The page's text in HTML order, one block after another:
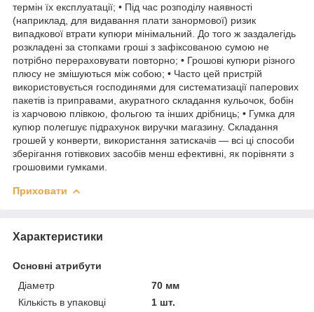
термін їх експлуатації; • Під час розподілу наявності
(наприклад, для видавання плати занормової) ризик
випадкової втрати купюри мінімальний. До того ж заздалегідь
розкладені за стопками гроші з зафіксованою сумою не
потрібно перераховувати повторно; • Грошові купюри різного
плюсу не змішуються між собою; • Часто цей пристрій
використовується господинями для систематизації паперових
пакетів із приправами, акуратного складання кульочок, бобін
із харчовою плівкою, фольгою та інших дрібниць; • Гумка для
купюр полегшує підрахунок виручки магазину. Складання
грошей у конверти, використання затискачів — всі ці способи
зберігання готівкових засобів менш ефективні, як порівняти з
грошовими гумками.
Приховати
Характеристики
Основні атрибути
Діаметр
70 мм
Кількість в упаковці
1 шт.